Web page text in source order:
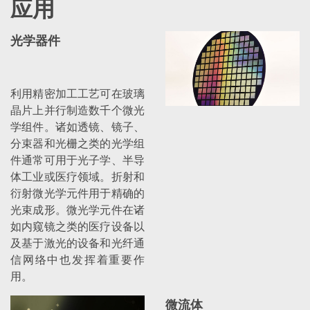
应用
光学器件
利用精密加工工艺可在玻璃
晶片上并行制造数千个微光
学组件。诸如透镜、镜子、
分束器和光栅之类的光学组
件通常可用于光子学、半导
体工业或医疗领域。折射和
衍射微光学元件用于精确的
光束成形。微光学元件在诸
如内窥镜之类的医疗设备以
及基于激光的设备和光纤通
信网络中也发挥着重要作
用。
微流体